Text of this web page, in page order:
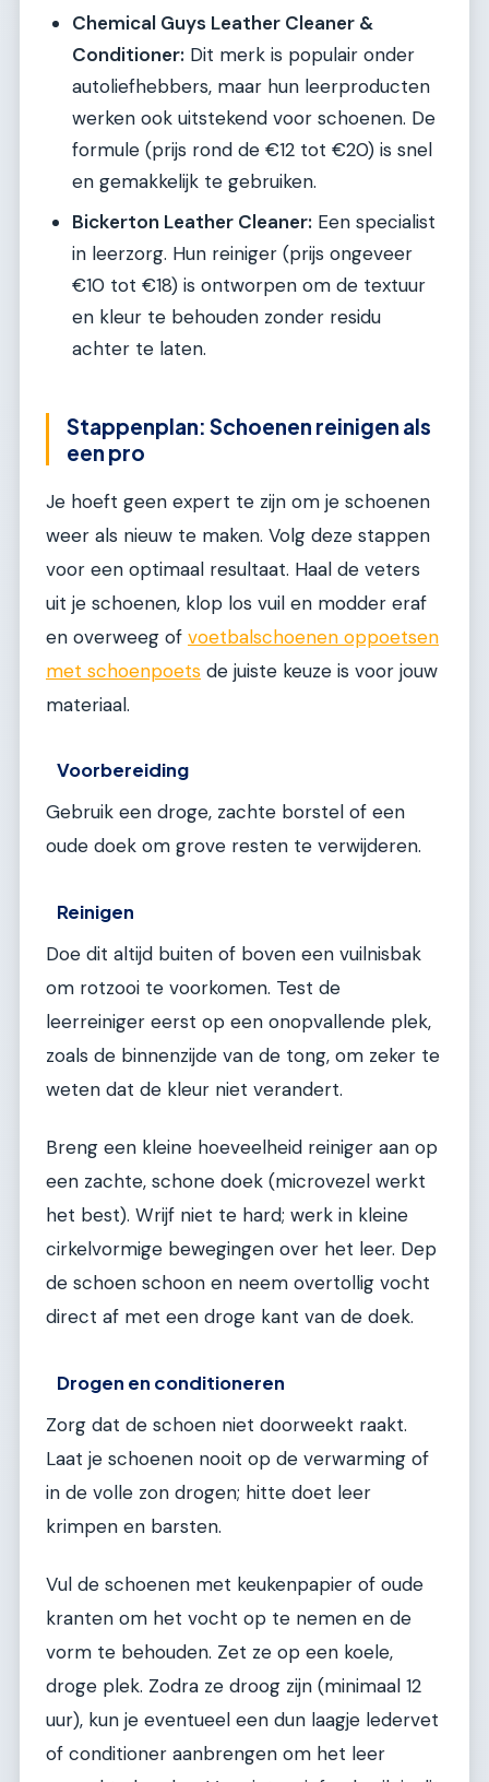
Chemical Guys Leather Cleaner &
Conditioner: Dit merk is populair onder
autoliefhebbers, maar hun leerproducten
werken ook uitstekend voor schoenen. De
formule (prijs rond de €12 tot €20) is snel
en gemakkelijk te gebruiken.
Bickerton Leather Cleaner: Een specialist
in leerzorg. Hun reiniger (prijs ongeveer
€10 tot €18) is ontworpen om de textuur
en kleur te behouden zonder residu
achter te laten.
Stappenplan: Schoenen reinigen als
een pro
Je hoeft geen expert te zijn om je schoenen
weer als nieuw te maken. Volg deze stappen
voor een optimaal resultaat. Haal de veters
uit je schoenen, klop los vuil en modder eraf
en overweeg of voetbalschoenen oppoetsen
met schoenpoets de juiste keuze is voor jouw
materiaal.
Voorbereiding
Gebruik een droge, zachte borstel of een
oude doek om grove resten te verwijderen.
Reinigen
Doe dit altijd buiten of boven een vuilnisbak
om rotzooi te voorkomen. Test de
leerreiniger eerst op een onopvallende plek,
zoals de binnenzijde van de tong, om zeker te
weten dat de kleur niet verandert.
Breng een kleine hoeveelheid reiniger aan op
een zachte, schone doek (microvezel werkt
het best). Wrijf niet te hard; werk in kleine
cirkelvormige bewegingen over het leer. Dep
de schoen schoon en neem overtollig vocht
direct af met een droge kant van de doek.
Drogen en conditioneren
Zorg dat de schoen niet doorweekt raakt.
Laat je schoenen nooit op de verwarming of
in de volle zon drogen; hitte doet leer
krimpen en barsten.
Vul de schoenen met keukenpapier of oude
kranten om het vocht op te nemen en de
vorm te behouden. Zet ze op een koele,
droge plek. Zodra ze droog zijn (minimaal 12
uur), kun je eventueel een dun laagje ledervet
of conditioner aanbrengen om het leer